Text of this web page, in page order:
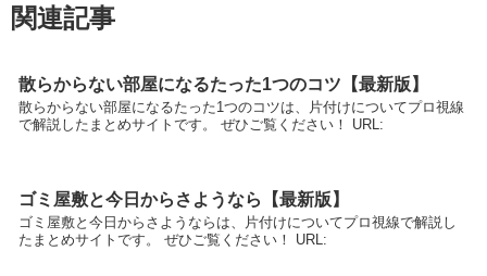
関連記事
散らからない部屋になるたった1つのコツ【最新版】
散らからない部屋になるたった1つのコツは、片付けについてプロ視線
で解説したまとめサイトです。 ぜひご覧ください！ URL:
ゴミ屋敷と今日からさようなら【最新版】
ゴミ屋敷と今日からさようならは、片付けについてプロ視線で解説し
たまとめサイトです。 ぜひご覧ください！ URL: